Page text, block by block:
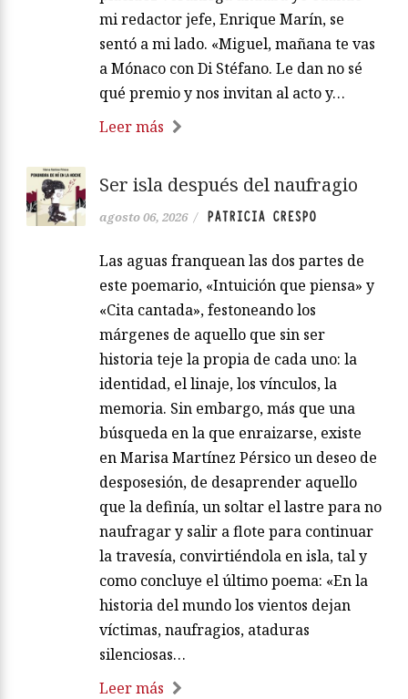
mi redactor jefe, Enrique Marín, se
sentó a mi lado. «Miguel, mañana te vas
a Mónaco con Di Stéfano. Le dan no sé
qué premio y nos invitan al acto y…
Leer más
Ser isla después del naufragio
agosto 06, 2026 / PATRICIA CRESPO
Las aguas franquean las dos partes de
este poemario, «Intuición que piensa» y
«Cita cantada», festoneando los
márgenes de aquello que sin ser
historia teje la propia de cada uno: la
identidad, el linaje, los vínculos, la
memoria. Sin embargo, más que una
búsqueda en la que enraizarse, existe
en Marisa Martínez Pérsico un deseo de
desposesión, de desaprender aquello
que la definía, un soltar el lastre para no
naufragar y salir a flote para continuar
la travesía, convirtiéndola en isla, tal y
como concluye el último poema: «En la
historia del mundo los vientos dejan
víctimas, naufragios, ataduras
silenciosas…
Leer más